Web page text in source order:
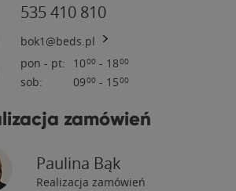
535 410 810
bok1@beds.pl
pon - pt:
sob:
1000 - 1800
0900 - 1500
zamówień
Paulina Bąk
Realizacja zamówień